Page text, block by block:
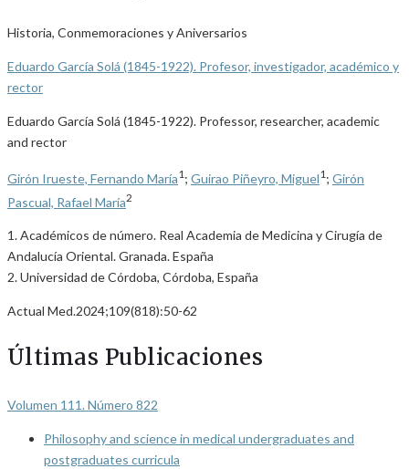
Historia, Conmemoraciones y Aniversarios
Eduardo García Solá (1845-1922). Profesor, investigador, académico y
rector
Eduardo García Solá (1845-1922). Professor, researcher, academic
and rector
Girón Irueste, Fernando María1 ; Guirao Piñeyro, Miguel1 ; Girón
Pascual, Rafael María2
1. Académicos de número. Real Academia de Medicina y Cirugía de
Andalucía Oriental. Granada. España
2. Universidad de Córdoba, Córdoba, España
Actual Med.2024;109(818):50-62
Últimas Publicaciones
Volumen 111. Número 822
Philosophy and science in medical undergraduates and
postgraduates curricula